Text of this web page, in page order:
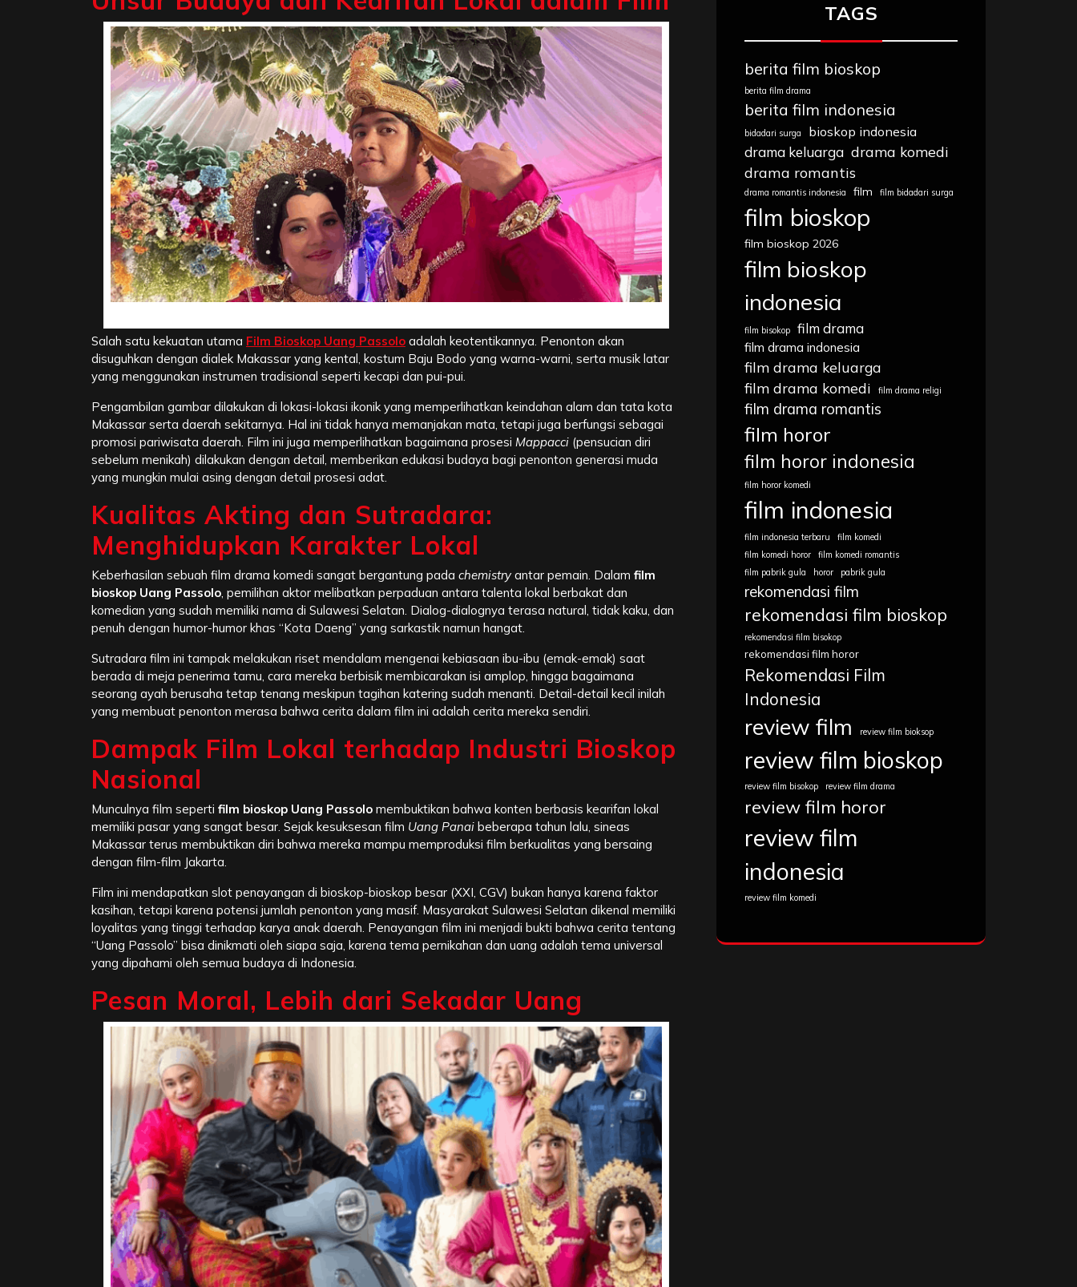
Salah satu kekuatan utama Film Bioskop Uang Passolo adalah keotentikannya. Penonton akan
disuguhkan dengan dialek Makassar yang kental, kostum Baju Bodo yang warna-warni, serta musik latar
yang menggunakan instrumen tradisional seperti kecapi dan pui-pui.
Pengambilan gambar dilakukan di lokasi-lokasi ikonik yang memperlihatkan keindahan alam dan tata kota
Makassar serta daerah sekitarnya. Hal ini tidak hanya memanjakan mata, tetapi juga berfungsi sebagai
promosi pariwisata daerah. Film ini juga memperlihatkan bagaimana prosesi Mappacci (pensucian diri
sebelum menikah) dilakukan dengan detail, memberikan edukasi budaya bagi penonton generasi muda
yang mungkin mulai asing dengan detail prosesi adat.
Kualitas Akting dan Sutradara:
Menghidupkan Karakter Lokal
Keberhasilan sebuah film drama komedi sangat bergantung pada chemistryantar pemain. Dalam film
bioskop Uang Passolo , pemilihan aktor melibatkan perpaduan antara talenta lokal berbakat dan
komedian yang sudah memiliki nama di Sulawesi Selatan. Dialog-dialognya terasa natural, tidak kaku, dan
penuh dengan humor-humor khas “Kota Daeng” yang sarkastik namun hangat.
Sutradara film ini tampak melakukan riset mendalam mengenai kebiasaan ibu-ibu (emak-emak) saat
berada di meja penerima tamu, cara mereka berbisik membicarakan isi amplop, hingga bagaimana
seorang ayah berusaha tetap tenang meskipun tagihan katering sudah menanti. Detail-detail kecil inilah
yang membuat penonton merasa bahwa cerita dalam film ini adalah cerita mereka sendiri.
Dampak Film Lokal terhadap Industri Bioskop
Nasional
Munculnya film seperti film bioskop Uang Passolo membuktikan bahwa konten berbasis kearifan lokal
memiliki pasar yang sangat besar. Sejak kesuksesan film Uang Panai beberapa tahun lalu, sineas
Makassar terus membuktikan diri bahwa mereka mampu memproduksi film berkualitas yang bersaing
dengan film-film Jakarta.
Film ini mendapatkan slot penayangan di bioskop-bioskop besar (XXI, CGV) bukan hanya karena faktor
kasihan, tetapi karena potensi jumlah penonton yang masif. Masyarakat Sulawesi Selatan dikenal memiliki
loyalitas yang tinggi terhadap karya anak daerah. Penayangan film ini menjadi bukti bahwa cerita tentang
“Uang Passolo” bisa dinikmati oleh siapa saja, karena tema pernikahan dan uang adalah tema universal
yang dipahami oleh semua budaya di Indonesia.
Pesan Moral, Lebih dari Sekadar Uang
TAGS
berita film bioskop
berita film drama
berita film indonesia
bidadari surga bioskop indonesia
drama keluarga drama komedi
drama romantis
drama romantis indonesia film film bidadari surga
film bioskop
film bioskop 2026
film bioskop
indonesia
film bisokop film drama
film drama indonesia
film drama keluarga
film drama komedi
film drama religi
film drama romantis
film horor
film horor indonesia
film horor komedi
film indonesia
film indonesia terbaru
film komedi
film komedi horor
film komedi romantis
film pabrik gula
horor pabrik gula
rekomendasi film
rekomendasi film bioskop
rekomendasi film bisokop
rekomendasi film horor
Rekomendasi Film
Indonesia
review film review film bioksop
review film bioskop
review film bisokop review film drama
review film horor
review film
indonesia
review film komedi